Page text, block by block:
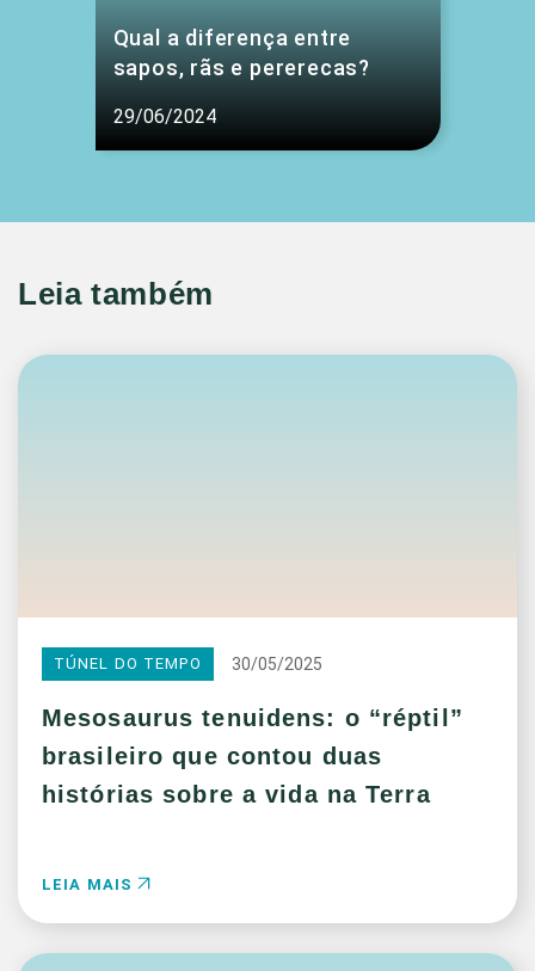
Qual a diferença entre
sapos, rãs e pererecas?
29/06/2024
Leia também
TÚNEL DO TEMPO 30/05/2025
Mesosaurus tenuidens: o “réptil”
brasileiro que contou duas
histórias sobre a vida na Terra
LEIA MAIS